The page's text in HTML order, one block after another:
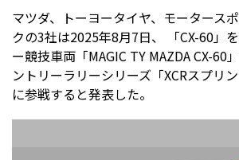
マツダ、トーヨータイヤ、モータース
クの3社は2025年8月7日、 「CX-60」
ー競技車両「MAGIC TY MAZDA CX-60
ントリーラリーシリーズ「XCRスプリ
に参戦すると発表した。